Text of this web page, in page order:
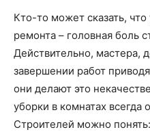
Кто-то может сказать,
ремонта – головная боль
Действительно, мастера,
завершении работ
они делают это
уборки в комнатах всегда
Строителей можно